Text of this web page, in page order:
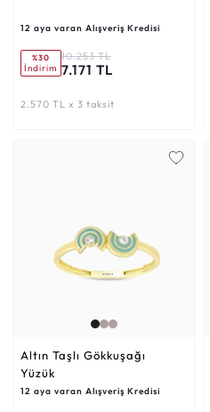
12 aya varan Alışveriş Kredisi
%30
İndirim
10.253 TL
7.171 TL
2.570 TL x 3 taksit
Altın Taşlı Gökkuşağı
Yüzük
12 aya varan Alışveriş Kredisi